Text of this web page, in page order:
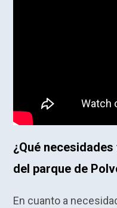
¿Qué
del parque de
En cuanto a